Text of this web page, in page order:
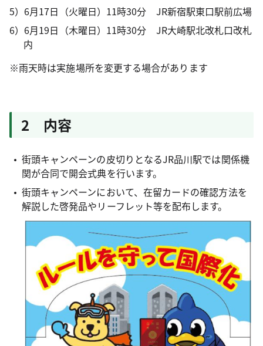
5）6月17日（火曜日）11時30分 JR新宿駅東口駅前広場
6）6月19日（木曜日）11時30分 JR大崎駅北改札口改札
内
※雨天時は実施場所を変更する場合があります
2 内容
街頭キャンペーンの皮切りとなるJR品川駅では関係機
関が合同で開会式典を行います。
街頭キャンペーンにおいて、在留カードの確認方法を
解説した啓発品やリーフレット等を配布します。